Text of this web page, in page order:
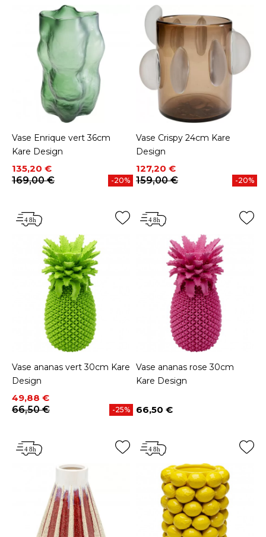
Vase Enrique vert 36cm
Kare Design
Prix
135,20 €
Prix de base
169,00 €
-20%
Vase Crispy 24cm Kare
Design
Prix
127,20 €
Prix de base
159,00 €
-20%
Vase ananas vert 30cm Kare
Design
Prix
49,88 €
Prix de base
66,50 €
-25%
Vase ananas rose 30cm
Kare Design
Prix
66,50 €